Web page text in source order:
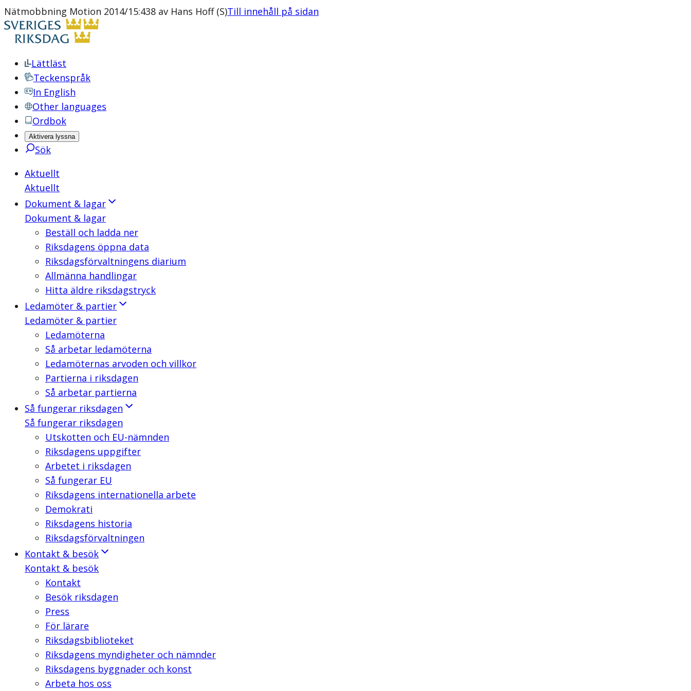
Nätmobbning Motion 2014/15:438 av Hans Hoff (S)Till innehåll på sidan
Lättläst
Teckenspråk
In English
Other languages
Ordbok
Aktivera lyssna
Sök
Aktuellt
Aktuellt
Dokument & lagar
Dokument & lagar
Beställ och ladda ner
Riksdagens öppna data
Riksdagsförvaltningens diarium
Allmänna handlingar
Hitta äldre riksdagstryck
Ledamöter & partier
Ledamöter & partier
Ledamöterna
Så arbetar ledamöterna
Ledamöternas arvoden och villkor
Partierna i riksdagen
Så arbetar partierna
Så fungerar riksdagen
Så fungerar riksdagen
Utskotten och EU-nämnden
Riksdagens uppgifter
Arbetet i riksdagen
Så fungerar EU
Riksdagens internationella arbete
Demokrati
Riksdagens historia
Riksdagsförvaltningen
Kontakt & besök
Kontakt & besök
Kontakt
Besök riksdagen
Press
För lärare
Riksdagsbiblioteket
Riksdagens myndigheter och nämnder
Riksdagens byggnader och konst
Arbeta hos oss